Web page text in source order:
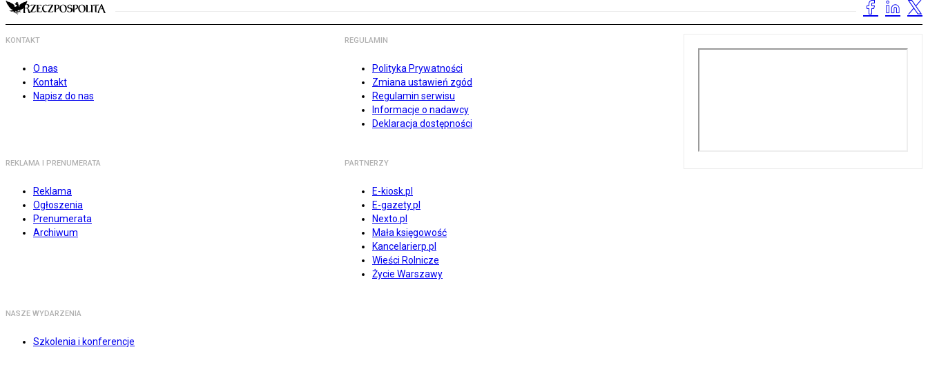
KONTAKT
O nas
Kontakt
Napisz do nas
REGULAMIN
Polityka Prywatności
Zmiana ustawień zgód
Regulamin serwisu
Informacje o nadawcy
Deklaracja dostępności
REKLAMA I PRENUMERATA
Reklama
Ogłoszenia
Prenumerata
Archiwum
PARTNERZY
E-kiosk.pl
E-gazety.pl
Nexto.pl
Mała księgowość
Kancelarierp.pl
Wieści Rolnicze
Życie Warszawy
NASZE WYDARZENIA
Szkolenia i konferencje